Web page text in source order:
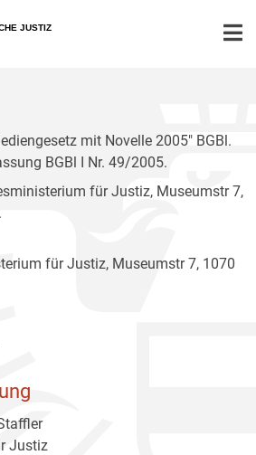
JUSTIZ
mit Novelle 2005" BGBl.
BGBl I Nr. 49/2005.
für Justiz, Museumstr 7,
für Justiz, Museumstr 7, 1070
Justiz